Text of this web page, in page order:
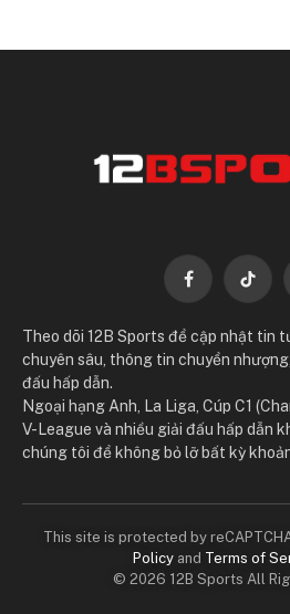
FacebookTikTok
Theo dõi 12B Sports để cập nhật tin
chuyên sâu, thông tin chuyển
đấu hấp dẫn.
Ngoại hạng Anh, La Liga, Cúp C1
V-League và nhiều giải đấu hấp dẫn
chúng tôi để không bỏ lỡ bất kỳ
This site is protected by
Policyand Terms of
© 2026 12B Sports All